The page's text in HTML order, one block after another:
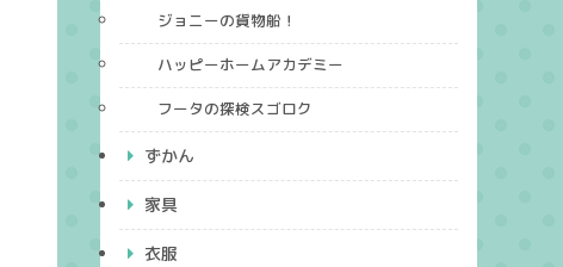
ジョニーの貨物船！
ハッピーホームアカデミー
フータの探検スゴロク
ずかん
家具
衣服